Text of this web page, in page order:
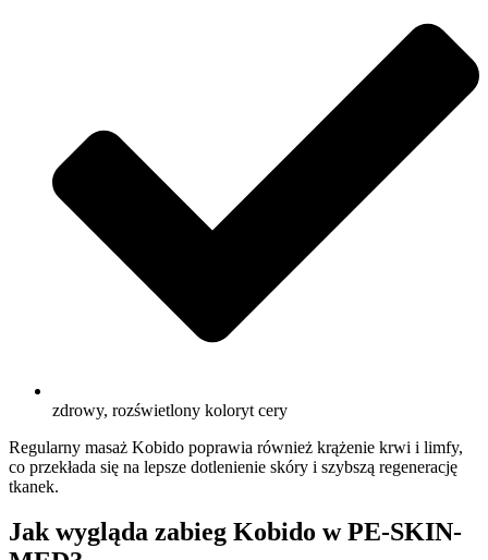
zdrowy, rozświetlony koloryt cery
Regularny masaż Kobido poprawia również krążenie krwi i limfy,
co przekłada się na lepsze dotlenienie skóry i szybszą regenerację
tkanek.
Jak wygląda zabieg Kobido w PE-SKIN-